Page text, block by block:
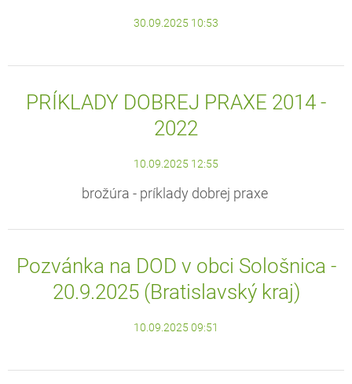
30.09.2025 10:53
PRÍKLADY DOBREJ PRAXE 2014 -
2022
10.09.2025 12:55
brožúra - príklady dobrej praxe
Pozvánka na DOD v obci Sološnica -
20.9.2025 (Bratislavský kraj)
10.09.2025 09:51